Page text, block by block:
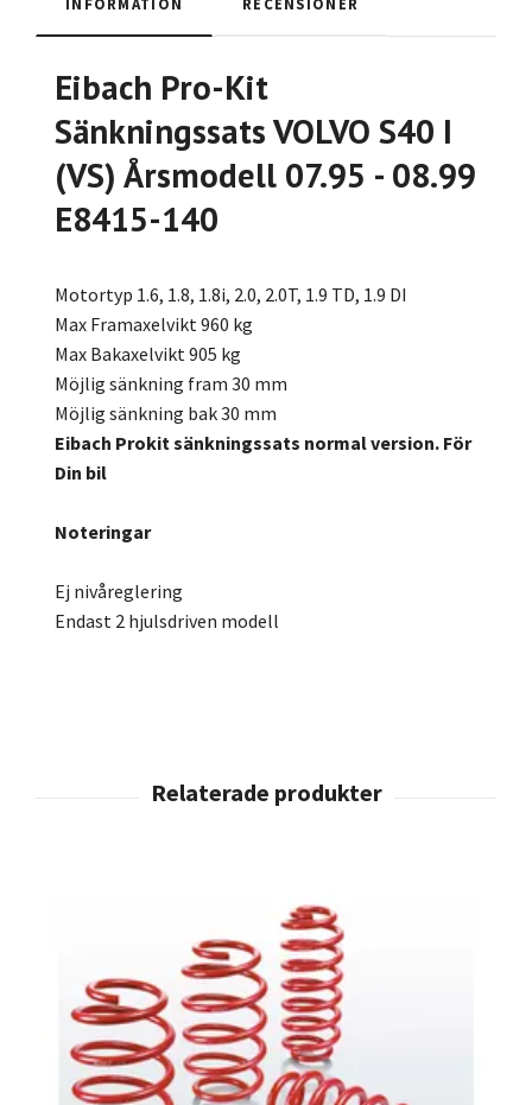
Eibach Pro-Kit
Sänkningssats VOLVO S40 I
(VS) Årsmodell 07.95 - 08.99
E8415-140
Motortyp 1.6, 1.8, 1.8i, 2.0, 2.0T, 1.9 TD, 1.9 DI
Max Framaxelvikt 960 kg
Max Bakaxelvikt 905 kg
Möjlig sänkning fram 30 mm
Möjlig sänkning bak 30 mm
Eibach Prokit sänkningssats normal version. För
Din bil
Noteringar
Ej nivåreglering
Endast 2 hjulsdriven modell